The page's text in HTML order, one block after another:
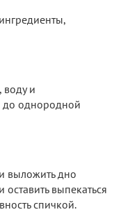
воду и
до однородной
выложить дно
выпекаться
спичкой.